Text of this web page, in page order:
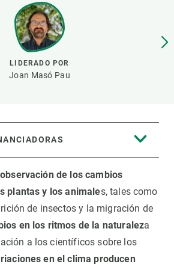
LIDERADO POR
Joan Masó Pau
observación de los cambios
plantas y los animales, tales como
de insectos y la migración de
en los ritmos de la naturaleza
a los científicos sobre los
en el clima producen